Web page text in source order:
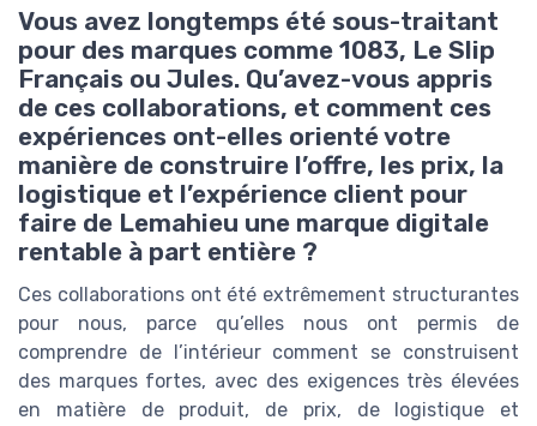
Vous avez longtemps été sous-traitant
pour des marques comme 1083, Le Slip
Français ou Jules. Qu’avez-vous appris
de ces collaborations, et comment ces
expériences ont-elles orienté votre
manière de construire l’offre, les prix, la
logistique et l’expérience client pour
faire de Lemahieu une marque digitale
rentable à part entière ?
Ces collaborations ont été extrêmement structurantes
pour nous, parce qu’elles nous ont permis de
comprendre de l’intérieur comment se construisent
des marques fortes, avec des exigences très élevées
en matière de produit, de prix, de logistique et